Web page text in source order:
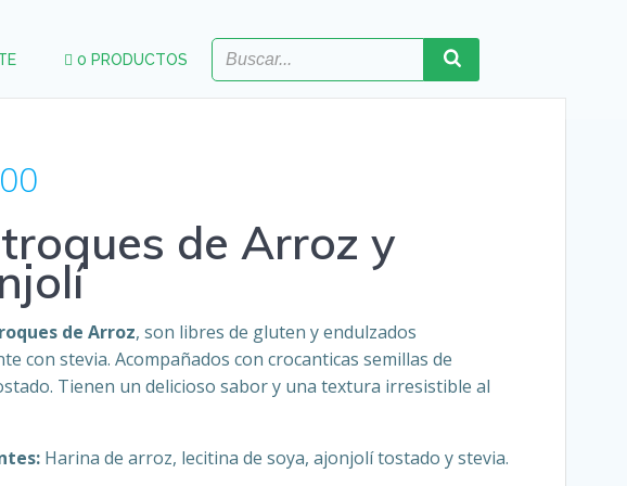
0 PRODUCTOS
de Arroz y
de Arroz, son libres de gluten y endulzados
con stevia. Acompañados con crocanticas semillas de
Tienen un delicioso sabor y una textura irresistible al
Harina de arroz, lecitina de soya, ajonjolí tostado y stevia.